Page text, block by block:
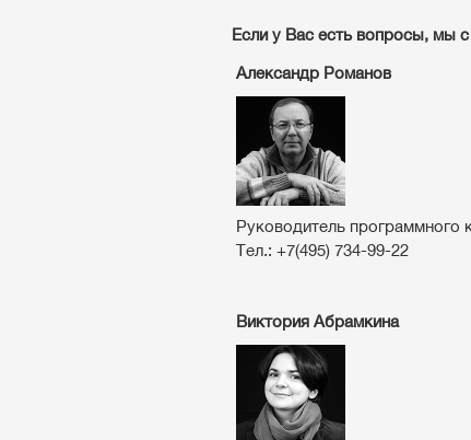
Если у Вас есть вопросы, мы
Александр Романов
Руководитель программного
Тел.: +7(495) 734-99-22
Виктория Абрамкина